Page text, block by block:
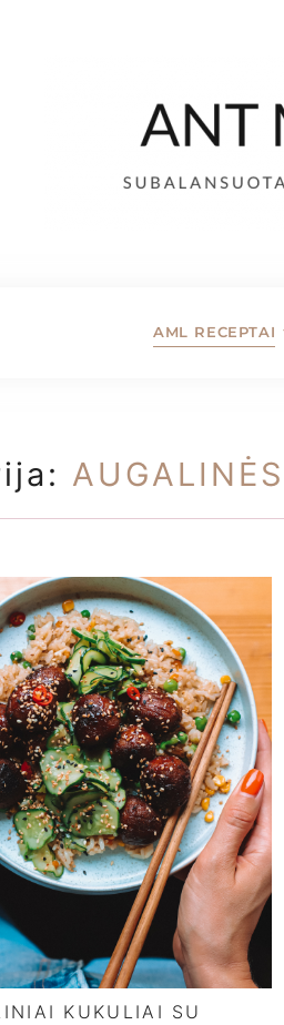
AML RECEPTAI
KUKULIAI SU